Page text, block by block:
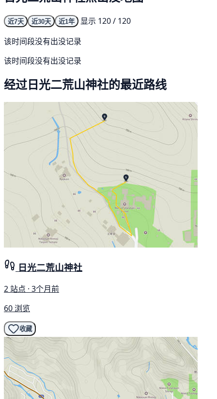
近7天 近30天 近1年
显示 120 / 120
该时间段没有出没记录
该时间段没有出没记录
经过日光二荒山神社的最近路线
日光二荒山神社
2 站点 · 3个月前
60 浏览
收藏